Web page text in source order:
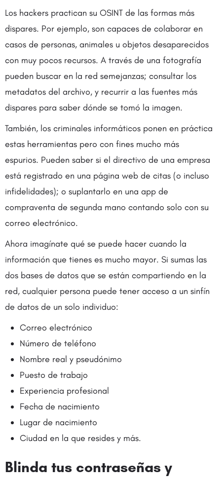
Los hackers practican su OSINT de las formas más
dispares. Por ejemplo, son capaces de colaborar en
casos de personas, animales u objetos desaparecidos
con muy pocos recursos. A través de una fotografía
pueden buscar en la red semejanzas; consultar los
metadatos del archivo, y recurrir a las fuentes más
dispares para saber dónde se tomó la imagen.
También, los criminales informáticos ponen en práctica
estas herramientas pero con fines mucho más
espurios. Pueden saber si el directivo de una empresa
está registrado en una página web de citas (o incluso
infidelidades); o suplantarlo en una app de
compraventa de segunda mano contando solo con su
correo electrónico.
Ahora imagínate qué se puede hacer cuando la
información que tienes es mucho mayor. Si sumas las
dos bases de datos que se están compartiendo en la
red, cualquier persona puede tener acceso a un sinfín
de datos de un solo individuo:
Correo electrónico
Número de teléfono
Nombre real y pseudónimo
Puesto de trabajo
Experiencia profesional
Fecha de nacimiento
Lugar de nacimiento
Ciudad en la que resides y más.
Blinda tus contraseñas y